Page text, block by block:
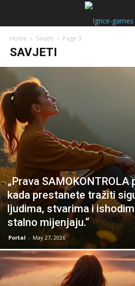
Home Savjeti Page 3
SAVJETI
„Prava SAMOKONTROLA
kada prestanete tražiti
ljudima, stvarima i
stalno mijenjaju.“
Portal - May 27, 2026